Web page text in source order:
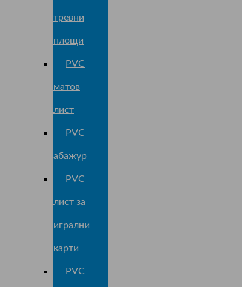
тревни
площи
PVC
матов
лист
PVC
абажур
PVC
лист за
игрални
карти
PVC